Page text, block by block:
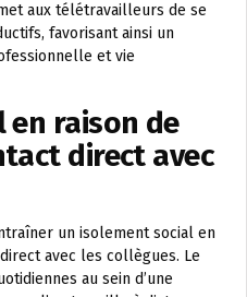
aux télétravailleurs de se
favorisant ainsi un
et vie
en raison de
direct avec
un isolement social en
avec les collègues. Le
au sein d’une